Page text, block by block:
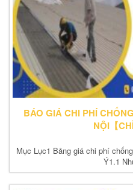
BÁO GIÁ CHI PHÍ
NỘI【
Mục Lục1 Bảng giá chi phí
Ý1.1